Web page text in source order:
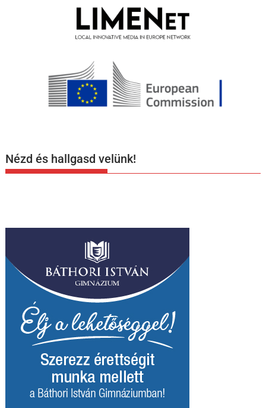
Nézd és hallgasd velünk!